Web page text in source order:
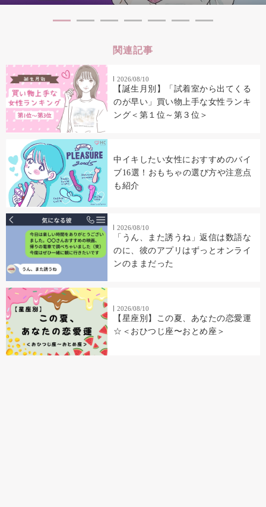
関連記事
2026/08/10
【誕生月別】「試着室から出てくる
のが早い」買い物上手な女性ランキ
ング＜第１位～第３位＞
中イキしたい女性におすすめのバイ
ブ16選！おもちゃの選び方や注意点
も紹介
2026/08/10
「うん、また誘うね」返信は数語な
のに、彼のアプリはずっとオンライ
ンのままだった
2026/08/10
【星座別】この夏、あなたの恋愛運
☆＜おひつじ座〜おとめ座＞